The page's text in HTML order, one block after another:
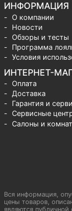
ИНФОРМАЦИЯ
О компании
Новости
Обзоры и тесты
Программа
Условия
ИНТЕРНЕТ-
Оплата
Доставка
Гарантия и
Сервисные
Салоны и
Вся информация,
цены товаров,
являются